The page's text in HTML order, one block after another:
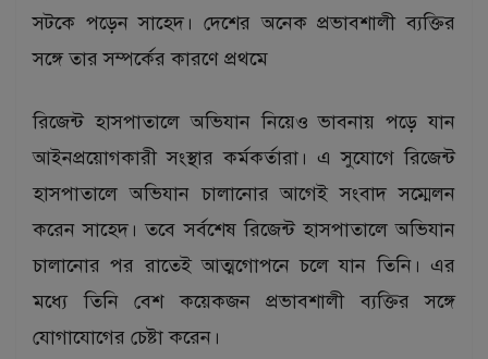
সটকে পড়েন সাহেদ। দেশের অনেক প্রভাবশালী ব্যক্তির
সঙ্গে তার সম্পর্কের কারণে প্রথমে
রিজেন্ট হাসপাতালে অভিযান নিয়েও ভাবনায় পড়ে যান
আইনপ্রয়োগকারী সংস্থার কর্মকর্তারা। এ সুযোগে রিজেন্ট
হাসপাতালে অভিযান চালানোর আগেই সংবাদ সম্মেলন
করেন সাহেদ। তবে সর্বশেষ রিজেন্ট হাসপাতালে অভিযান
চালানোর পর রাতেই আত্মগোপনে চলে যান তিনি। এর
মধ্যে তিনি বেশ কয়েকজন প্রভাবশালী ব্যক্তির সঙ্গে
যোগাযোগের চেষ্টা করেন।